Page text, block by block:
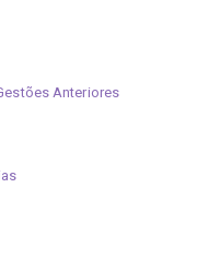
Anteriores